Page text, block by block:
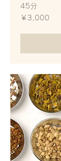
45分
3,000
円
￥3,000